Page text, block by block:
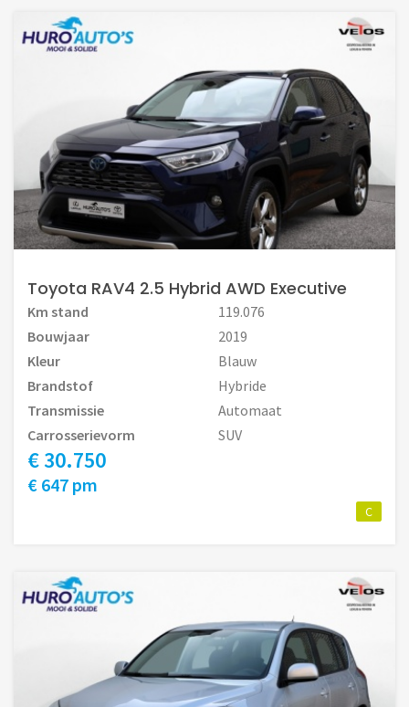
Toyota RAV4 2.5 Hybrid AWD Executive
Km stand
119.076
Bouwjaar
2019
Kleur
Blauw
Brandstof
Hybride
Transmissie
Automaat
Carrosserievorm
SUV
€ 30.750
€ 647 pm
C